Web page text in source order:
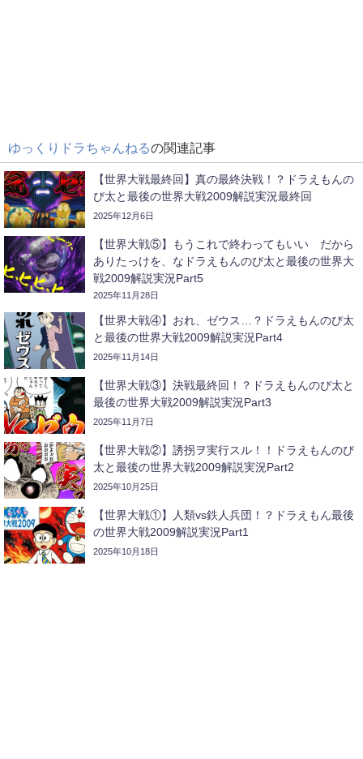
ゆっくりドラちゃんねるの関連記事
【世界大戦最終回】真の最終決戦！？ドラえもんの
び太と最後の世界大戦2009解説実況最終回
2025年12月6日
【世界大戦⑤】もうこれで終わってもいい だから
ありたっけを、なドラえもんのび太と最後の世界大
戦2009解説実況Part5
2025年11月28日
【世界大戦④】おれ、ゼウス…？ドラえもんのび太
と最後の世界大戦2009解説実況Part4
2025年11月14日
【世界大戦③】決戦最終回！？ドラえもんのび太と
最後の世界大戦2009解説実況Part3
2025年11月7日
【世界大戦②】誘拐ヲ実行スル！！ドラえもんのび
太と最後の世界大戦2009解説実況Part2
2025年10月25日
【世界大戦①】人類vs鉄人兵団！？ドラえもん最後
の世界大戦2009解説実況Part1
2025年10月18日